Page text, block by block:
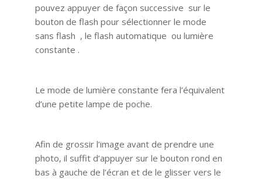
pouvez appuyer de façon successive sur le
bouton de flash pour sélectionner le mode
sans flash , le flash automatique ou lumière
constante .
Le mode de lumière constante fera l’équivalent
d’une petite lampe de poche.
Afin de grossir l’image avant de prendre une
photo, il suffit d’appuyer sur le bouton rond en
bas à gauche de l’écran et de le glisser vers le